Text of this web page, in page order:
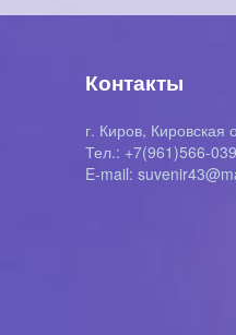
Контакты
г. Киров, Кировская
Тел.: +7(961)566-
E-mail: